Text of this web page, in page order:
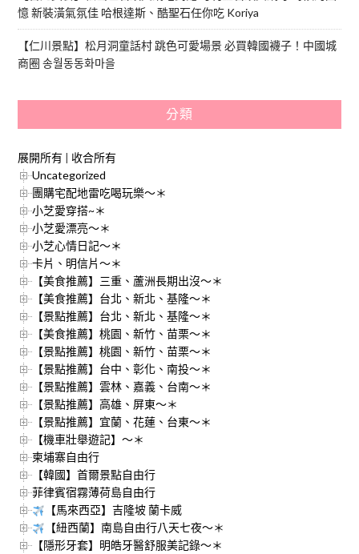
憶 新裝潢氣氛佳 哈根達斯、酷聖石任你吃 Koriya
【仁川景點】松月洞童話村 跳色可愛場景 必買韓國襪子！中國城
商圈 송월동동화마을
分類
展開所有 | 收合所有
Uncategorized
團購宅配地雷吃喝玩樂～＊
小芝愛穿搭~＊
小芝愛漂亮～＊
小芝心情日記～＊
卡片、明信片～＊
【美食推薦】三重、蘆洲長期出沒～＊
【美食推薦】台北、新北、基隆～＊
【景點推薦】台北、新北、基隆～＊
【美食推薦】桃園、新竹、苗栗～＊
【景點推薦】桃園、新竹、苗栗～＊
【景點推薦】台中、彰化、南投～＊
【景點推薦】雲林、嘉義、台南～＊
【景點推薦】高雄、屏東～＊
【景點推薦】宜蘭、花蓮、台東～＊
【機車壯舉遊記】～＊
柬埔寨自由行
【韓國】首爾景點自由行
菲律賓宿霧薄荷島自由行
【馬來西亞】吉隆坡 蘭卡威
【紐西蘭】南島自由行八天七夜～＊
【隱形牙套】明皓牙醫舒服美記錄～＊